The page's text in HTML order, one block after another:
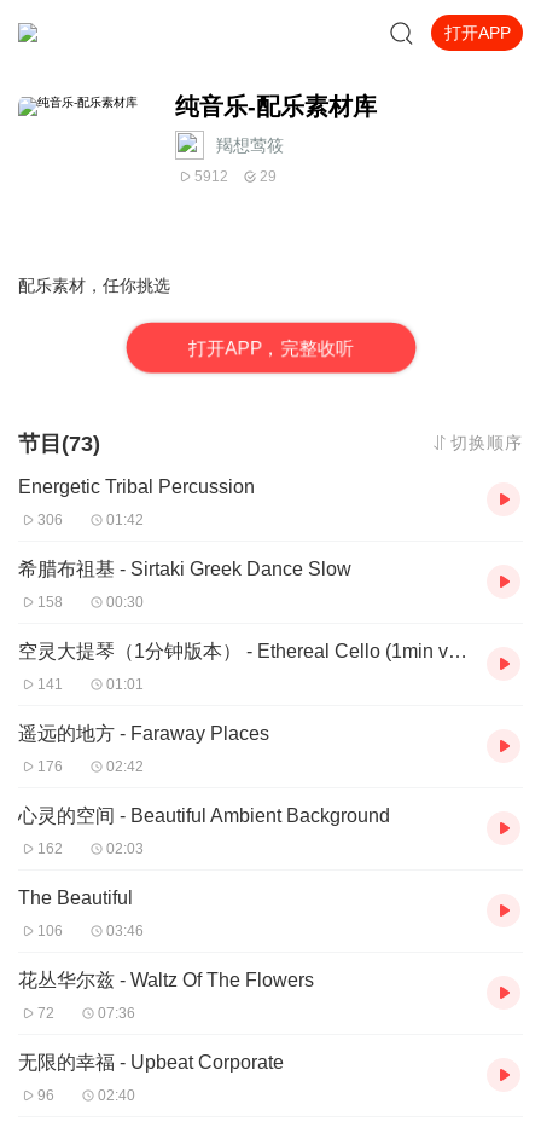
打开APP
纯音乐-配乐素材库
羯想莺筱
5912 29
配乐素材，任你挑选
打开APP，完整收听
节目(73) 切换顺序
Energetic Tribal Percussion
306 01:42
希腊布祖基 - Sirtaki Greek Dance Slow
158 00:30
空灵大提琴（1分钟版本） - Ethereal Cello (1min ver)
141 01:01
遥远的地方 - Faraway Places
176 02:42
心灵的空间 - Beautiful Ambient Background
162 02:03
The Beautiful
106 03:46
花丛华尔兹 - Waltz Of The Flowers
72 07:36
无限的幸福 - Upbeat Corporate
96 02:40